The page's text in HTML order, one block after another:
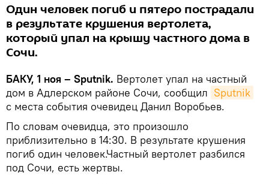
Один человек погиб и пятеро пострадали
в результате крушения вертолета,
который упал на крышу частного дома в
Сочи.
БАКУ, 1 ноя – Sputnik. Вертолет упал на частный
дом в Адлерском районе Сочи, сообщил Sputnik
с места события очевидец Данил Воробьев.
По словам очевидца, это произошло
приблизительно в 14:30. В результате крушения
погиб один человек.Частный вертолет разбился
под Сочи, есть жертвы.